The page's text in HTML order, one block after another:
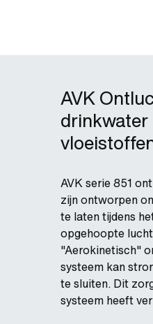
AVK
drinkwater
AVK serie 851
zijn ontworpen
te laten tijdens
opgehoopte
"Aerokinetisch"
systeem kan
te sluiten. Dit
systeem heeft